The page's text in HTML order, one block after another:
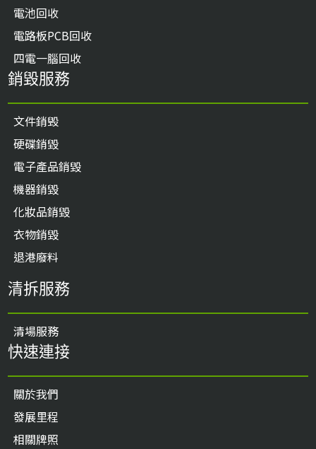
電池回收
電路板PCB回收
四電一腦回收
銷毀服務
文件銷毁
硬碟銷毀
電子產品銷毀
機器銷毀
化妝品銷毀
衣物銷毀
退港廢料
清拆服務
清場服務
快速連接
關於我們
發展里程
相關牌照